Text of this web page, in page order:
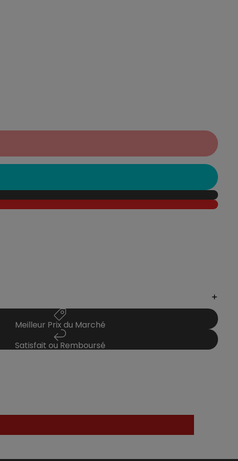
Meilleur Prix du Marché
Satisfait ou Remboursé